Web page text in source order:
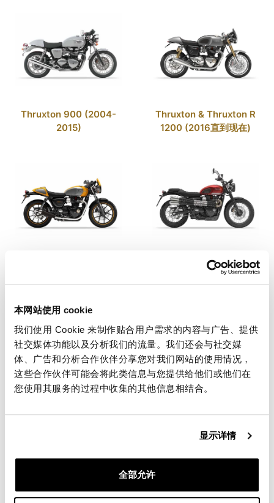
本网站使用 cookie
我们使用 Cookie 来制作贴合用户需求的内容与广告、提供
社交媒体功能以及分析我们的流量。我们还会与社交媒
体、广告和分析合作伙伴分享您对我们网站的使用情况，
这些合作伙伴可能会将此类信息与您提供给他们或他们在
您使用其服务的过程中收集的其他信息相结合。
显示详情
全部允许
Thruxton 900 (2004-
2015)
Thruxton & Thruxton R
1200 (2016直到现在)
Street Scrambler 900
(2017-2025)
Street Scrambler
Street Twin 900 (2016-